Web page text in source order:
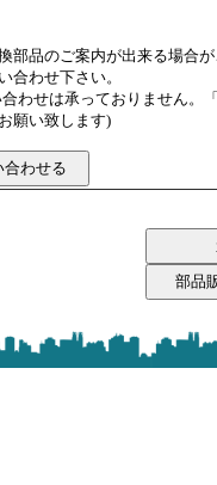
部品のご案内が出来る場合
合わせ下さい。
わせは承っておりません。
願い致します)